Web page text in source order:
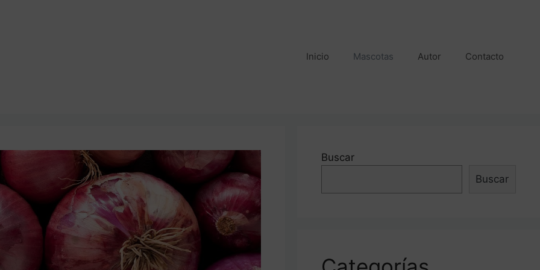
Inicio Mascotas Autor Contacto
Buscar
Buscar